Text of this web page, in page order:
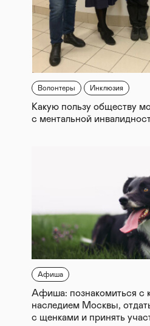
Волонтеры Инклюзия
Какую пользу обществу
с ментальной
Афиша
Афиша: познакомиться с
наследием Москвы,
с щенками и принять